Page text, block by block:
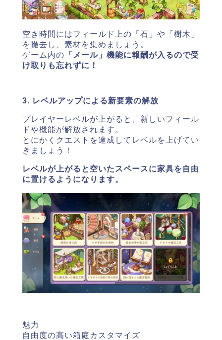
空き時間にはフィールド上の「石」や「樹木」
を撤去し、素材を集めましょう。
ゲーム内の 「メール」機能に報酬が入るので受
け取りも忘れずに！
3. レベルアップによる新要素の解放
プレイヤーレベルが上がると、新しいフィール
ドや機能が解放されます。
とにかくクエストを達成してレベルを上げてい
きましょう！
レベルが上がると空いたスペースに家具を自由
に置けるようになります。
魅力
自由度の高い箱庭カスタマイズ